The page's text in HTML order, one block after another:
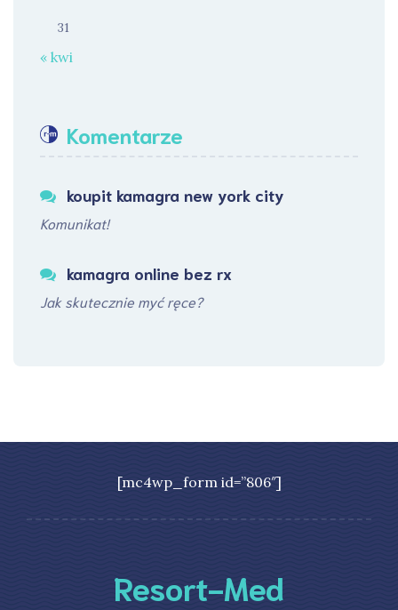
31
« kwi
Komentarze
koupit kamagra new york city
Komunikat!
kamagra online bez rx
Jak skutecznie myć ręce?
[mc4wp_form id=”806″]
Resort-Med